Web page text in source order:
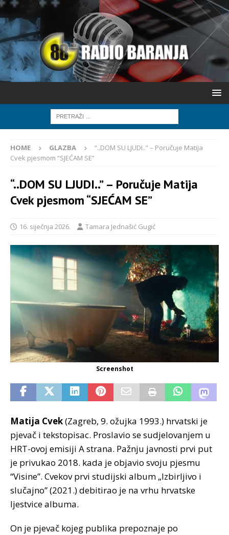
HOME GLAZBA
“..DOM SU LJUDI..” – Poručuje Matija
Cvek pjesmom “SJEĆAM SE”
“..DOM SU LJUDI..” – Poručuje Matija
Cvek pjesmom “SJEĆAM SE”
16. siječnja 2026. Tamara Jednašić Gugić
Screenshot
Matija Cvek(Zagreb, 9. ožujka 1993.) hrvatski je
pjevač i tekstopisac. Proslavio se sudjelovanjem u
HRT-ovoj emisiji A strana. Pažnju javnosti prvi put
je privukao 2018. kada je objavio svoju pjesmu
“Visine”. Cvekov prvi studijski album „Izbirljivo i
slučajno” (2021.) debitirao je na vrhu hrvatske
ljestvice albuma.
On je pjevač kojeg publika prepoznaje po